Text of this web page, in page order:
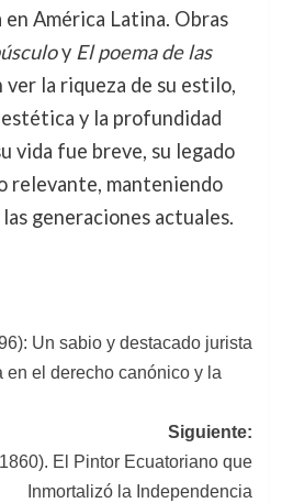
América Latina. Obras
y El poema de las
la riqueza de su estilo,
y la profundidad
vida fue breve, su legado
relevante, manteniendo
generaciones actuales.
Un sabio y destacado jurista
el derecho canónico y la
Siguiente:
El Pintor Ecuatoriano que
Inmortalizó la Independencia